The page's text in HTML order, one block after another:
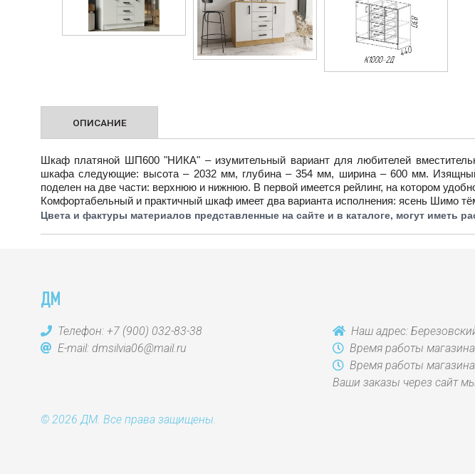
ОПИСАНИЕ
Шкаф платяной ШП600 "НИКА" – изумительный вариант для любителей
шкафа следующие: высота – 2032 мм, глубина – 354 мм, ширина – 600 мм.
поделен на две части: верхнюю и нижнюю. В первой имеется рейлинг, на котором
Комфортабельный и практичный шкаф имеет два варианта исполнения: ясень Шимо
Цвета и фактуры материалов представленные на сайте и в каталоге, могут иметь
ДМ
Телефон: +7 (900) 032-83-38
E-mail: dmsilvia06@mail.ru
Наш адрес:
Время работы
Время работы
Ваши заказы через сайт
© 2026 ДМ. Все права защищены.